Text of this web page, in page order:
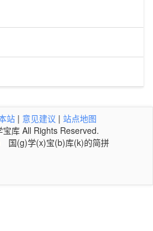
站 | 意见建议 | 站点地图
库 All Rights Reserved.
国(g)学(x)宝(b)库(k)的简拼